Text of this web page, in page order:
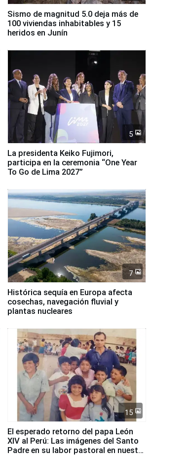
Sismo de magnitud 5.0 deja más de
100 viviendas inhabitables y 15
heridos en Junín
5
La presidenta Keiko Fujimori,
participa en la ceremonia “One Year
To Go de Lima 2027”
7
Histórica sequía en Europa afecta
cosechas, navegación fluvial y
plantas nucleares
15
El esperado retorno del papa León
XIV al Perú: Las imágenes del Santo
Padre en su labor pastoral en nuestro